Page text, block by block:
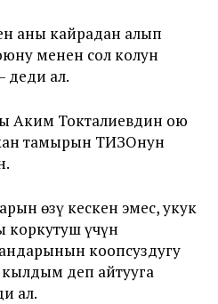
аны кайрадан алып
менен сол колун
деди ал.
Аким Токталиевдин ою
тамырын ТИЗОнун
өзү кескен эмес, укук
коркутуш үчүн
коопсуздугу
деп айтууга
ал.